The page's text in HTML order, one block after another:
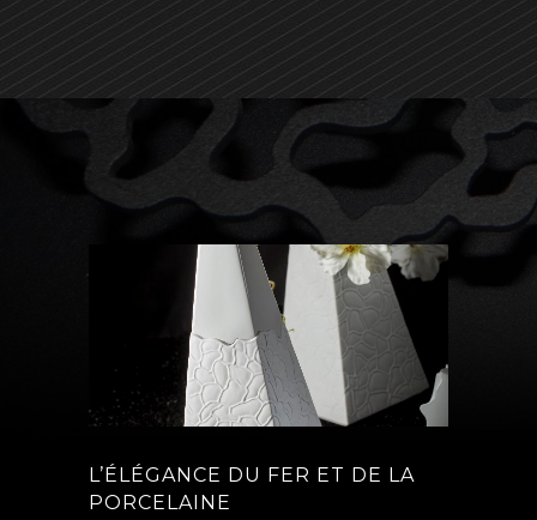
L’ÉLÉGANCE DU FER ET DE LA
PORCELAINE